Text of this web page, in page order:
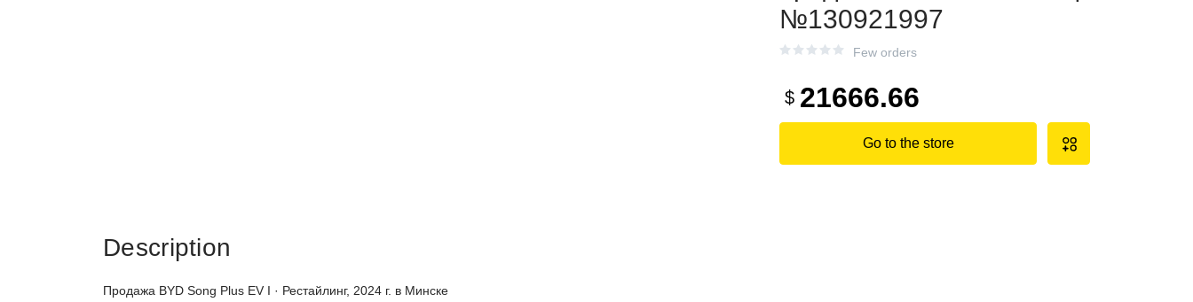
№130921997
Few orders
$ 21666.66
Go to the store
Description
Продажа BYD Song Plus EV I · Рестайлинг, 2024 г. в Минске